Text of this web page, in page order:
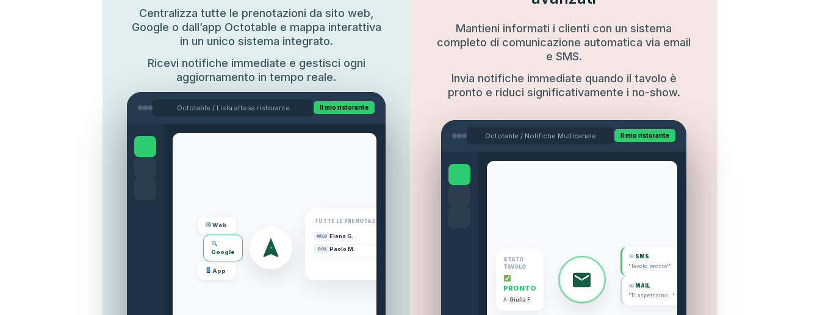
Centralizza tutte le prenotazioni da sito web,
Google o dall’app Octotable e mappa interattiva
in un unico sistema integrato.
Ricevi notifiche immediate e gestisci ogni
aggiornamento in tempo reale.
Octotable / Lista attesa ristorante Il mio ristorante
Web
Google
App
TUTTE LE PRENOTAZIONI
WEB Elena G.
GGL Paolo M.
Mantieni informati i clienti con un sistema
completo di comunicazione automatica via email
e SMS.
Invia notifiche immediate quando il tavolo è
pronto e riduci significativamente i no-show.
Octotable / Notifiche Multicanale Il mio ristorante
STATO
TAVOLO
PRONTO
A: Giulia F.
SMS
"Tavolo pronto!"
MAIL
"Ti aspettiamo..."